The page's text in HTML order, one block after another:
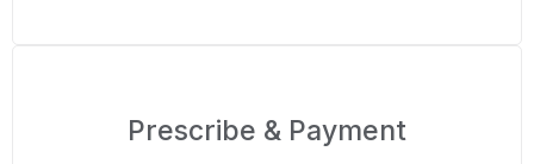
Prescribe & Payment